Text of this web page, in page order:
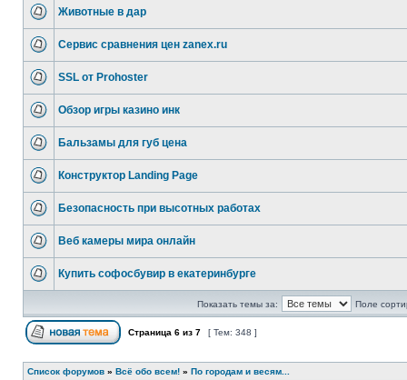
Животные в дар
Сервис сравнения цен zanex.ru
SSL от Prohoster
Обзор игры казино инк
Бальзамы для губ цена
Конструктор Landing Page
Безопасность при высотных работах
Веб камеры мира онлайн
Купить софосбувир в екатеринбурге
Показать темы за: Поле
Страница 6 из 7 [ Тем: 348 ]
Список форумов » Всё обо всем! » По городам и весям...